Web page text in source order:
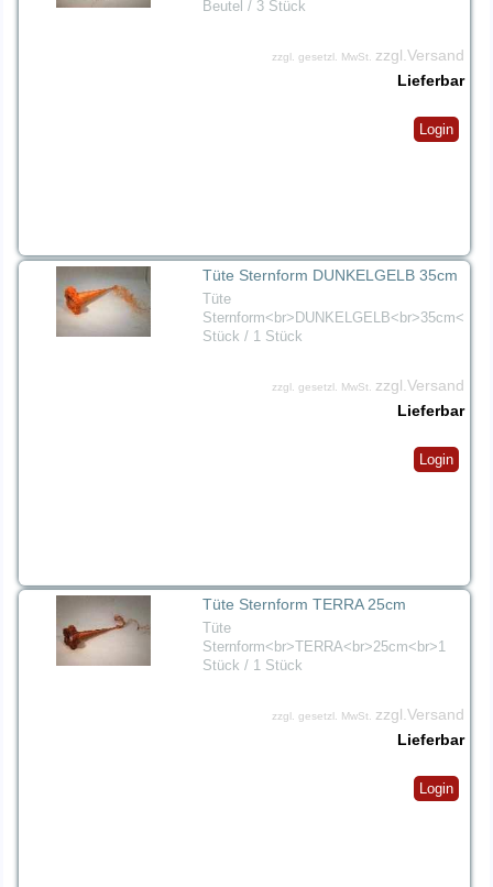
Beutel / 3 Stück
zzgl. gesetzl. MwSt. zzgl.Versand
Lieferbar
Login
Tüte Sternform DUNKELGELB 35cm
Tüte
Sternform<br>DUNKELGELB<br>35cm<br>1
Stück / 1 Stück
zzgl. gesetzl. MwSt.
zzgl.Versand
Lieferbar
Login
Tüte Sternform TERRA 25cm
Tüte
Sternform<br>TERRA<br>25cm<br>1
Stück / 1 Stück
zzgl. gesetzl. MwSt.
zzgl.Versand
Lieferbar
Login